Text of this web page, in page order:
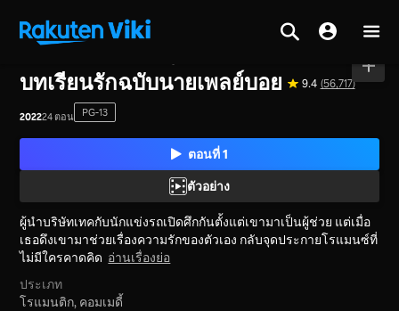
บทเรียนรักฉบับนายเพลย์บอย 9.4 (56,717)
202224 ตอน PG-13
ตอนที่ 1
ตัวอย่าง
ผู้นำบริษัทเทคกับนักแข่งรถเปิดศึกกันตั้งแต่เขามาเป็นผู้ช่วย แต่เมื่อ
เธอดึงเขามาช่วยเรื่องความรักของตัวเอง กลับจุดประกายโรแมนซ์ที่
ไม่มีใครคาดคิด อ่านเรื่องย่อ
ประเภท
โรแมนติก, คอมเมดี้